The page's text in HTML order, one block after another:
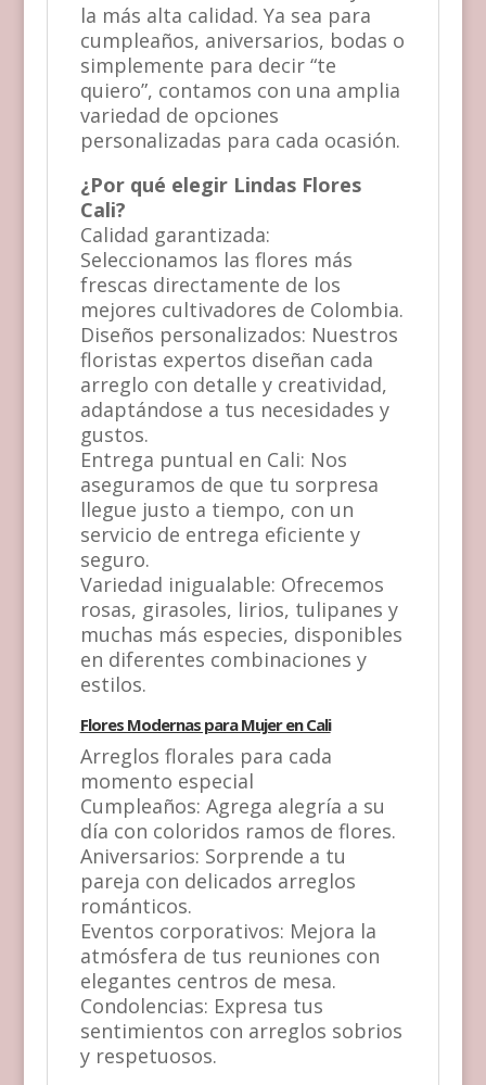
la más alta calidad. Ya sea para
cumpleaños, aniversarios, bodas o
simplemente para decir “te
quiero”, contamos con una amplia
variedad de opciones
personalizadas para cada ocasión.
¿Por qué elegir Lindas Flores
Cali?
Calidad garantizada:
Seleccionamos las flores más
frescas directamente de los
mejores cultivadores de Colombia.
Diseños personalizados: Nuestros
floristas expertos diseñan cada
arreglo con detalle y creatividad,
adaptándose a tus necesidades y
gustos.
Entrega puntual en Cali: Nos
aseguramos de que tu sorpresa
llegue justo a tiempo, con un
servicio de entrega eficiente y
seguro.
Variedad inigualable: Ofrecemos
rosas, girasoles, lirios, tulipanes y
muchas más especies, disponibles
en diferentes combinaciones y
estilos.
Flores Modernas para Mujer en Cali
Arreglos florales para cada
momento especial
Cumpleaños: Agrega alegría a su
día con coloridos ramos de flores.
Aniversarios: Sorprende a tu
pareja con delicados arreglos
románticos.
Eventos corporativos: Mejora la
atmósfera de tus reuniones con
elegantes centros de mesa.
Condolencias: Expresa tus
sentimientos con arreglos sobrios
y respetuosos.